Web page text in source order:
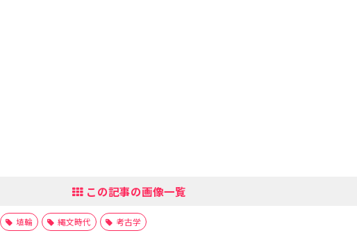
この記事の画像一覧
埴輪 縄文時代 考古学